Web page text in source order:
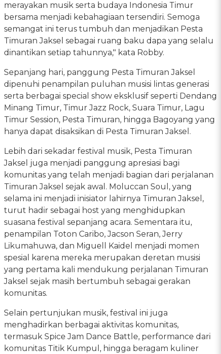
merayakan musik serta budaya Indonesia Timur
bersama menjadi kebahagiaan tersendiri. Semoga
semangat ini terus tumbuh dan menjadikan Pesta
Timuran Jaksel sebagai ruang baku dapa yang selalu
dinantikan setiap tahunnya," kata Robby.
Sepanjang hari, panggung Pesta Timuran Jaksel
dipenuhi penampilan puluhan musisi lintas generasi
serta berbagai special show eksklusif seperti Dendang
Minang Timur, Timur Jazz Rock, Suara Timur, Lagu
Timur Session, Pesta Timuran, hingga Bagoyang yang
hanya dapat disaksikan di Pesta Timuran Jaksel.
Lebih dari sekadar festival musik, Pesta Timuran
Jaksel juga menjadi panggung apresiasi bagi
komunitas yang telah menjadi bagian dari perjalanan
Timuran Jaksel sejak awal. Moluccan Soul, yang
selama ini menjadi inisiator lahirnya Timuran Jaksel,
turut hadir sebagai host yang menghidupkan
suasana festival sepanjang acara. Sementara itu,
penampilan Toton Caribo, Jacson Seran, Jerry
Likumahuwa, dan Miguell Kaidel menjadi momen
spesial karena mereka merupakan deretan musisi
yang pertama kali mendukung perjalanan Timuran
Jaksel sejak masih bertumbuh sebagai gerakan
komunitas.
Selain pertunjukan musik, festival ini juga
menghadirkan berbagai aktivitas komunitas,
termasuk Spice Jam Dance Battle, performance dari
komunitas Titik Kumpul, hingga beragam kuliner